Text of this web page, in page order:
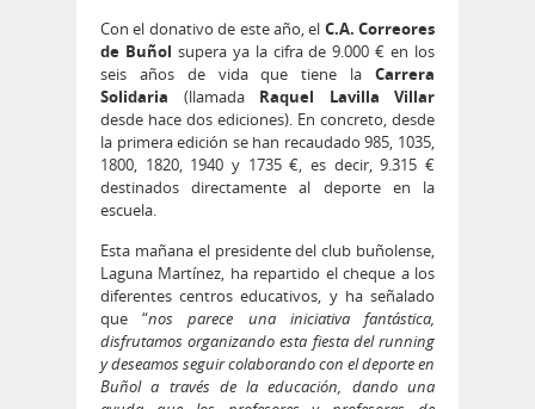
Con el donativo de este año, el C.A. Correores
de Buñol supera ya la cifra de 9.000 € en los
seis años de vida que tiene la Carrera
Solidaria (llamada Raquel Lavilla Villar
desde hace dos ediciones). En concreto, desde
la primera edición se han recaudado 985, 1035,
1800, 1820, 1940 y 1735 €, es decir, 9.315 €
destinados directamente al deporte en la
escuela.
Esta mañana el presidente del club buñolense,
Laguna Martínez, ha repartido el cheque a los
diferentes centros educativos, y ha señalado
que “nos parece una iniciativa fantástica,
disfrutamos organizando esta fiesta del running
y deseamos seguir colaborando con el deporte en
Buñol a través de la educación, dando una